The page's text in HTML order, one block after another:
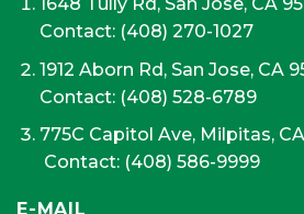
Contact: (408) 270-1027
1912 Aborn Rd, San Jose, CA
Contact: (408) 528-6789
775C Capitol Ave, Milpitas,
Contact: (408) 586-9999
E-MAIL